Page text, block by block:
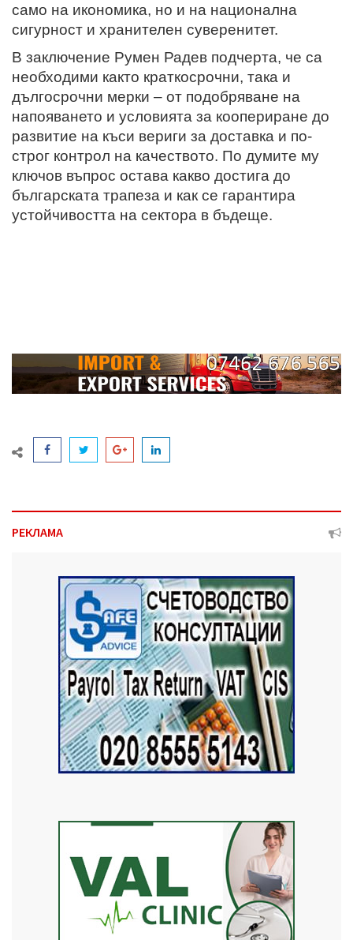
само на икономика, но и на национална
сигурност и хранителен суверенитет.
В заключение Румен Радев подчерта, че са
необходими както краткосрочни, така и
дългосрочни мерки – от подобряване на
напояването и условията за коопериране до
развитие на къси вериги за доставка и по-
строг контрол на качеството. По думите му
ключов въпрос остава какво достига до
българската трапеза и как се гарантира
устойчивостта на сектора в бъдеще.
РЕКЛАМА